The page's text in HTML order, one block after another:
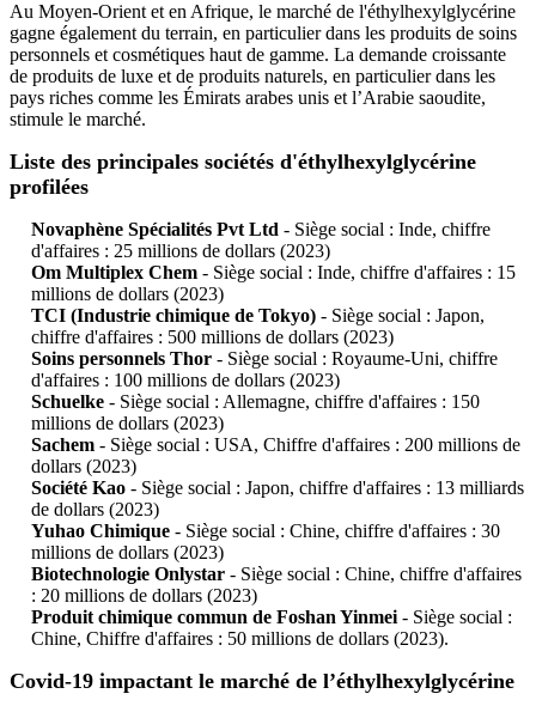
Au Moyen-Orient et en Afrique, le marché de l'éthylhexylglycérine
gagne également du terrain, en particulier dans les produits de soins
personnels et cosmétiques haut de gamme. La demande croissante
de produits de luxe et de produits naturels, en particulier dans les
pays riches comme les Émirats arabes unis et l’Arabie saoudite,
stimule le marché.
Liste des principales sociétés d'éthylhexylglycérine
profilées
Novaphène Spécialités Pvt Ltd - Siège social : Inde, chiffre
d'affaires : 25 millions de dollars (2023)
Om Multiplex Chem - Siège social : Inde, chiffre d'affaires : 15
millions de dollars (2023)
TCI (Industrie chimique de Tokyo) - Siège social : Japon,
chiffre d'affaires : 500 millions de dollars (2023)
Soins personnels Thor - Siège social : Royaume-Uni, chiffre
d'affaires : 100 millions de dollars (2023)
Schuelke - Siège social : Allemagne, chiffre d'affaires : 150
millions de dollars (2023)
Sachem - Siège social : USA, Chiffre d'affaires : 200 millions de
dollars (2023)
Société Kao - Siège social : Japon, chiffre d'affaires : 13 milliards
de dollars (2023)
Yuhao Chimique - Siège social : Chine, chiffre d'affaires : 30
millions de dollars (2023)
Biotechnologie Onlystar - Siège social : Chine, chiffre d'affaires
: 20 millions de dollars (2023)
Produit chimique commun de Foshan Yinmei - Siège social :
Chine, Chiffre d'affaires : 50 millions de dollars (2023).
Covid-19 impactant le marché de l’éthylhexylglycérine